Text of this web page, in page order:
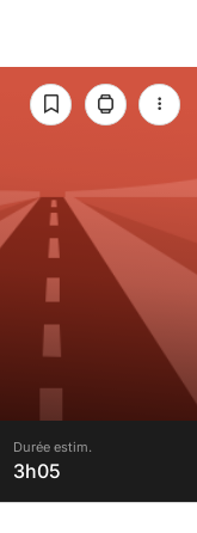
Durée estim.
3h05